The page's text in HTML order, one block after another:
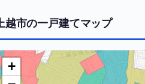
上越市の一戸建てマップ
+